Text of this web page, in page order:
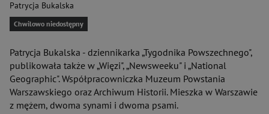
Patrycja Bukalska
Chwilowo niedostępny
Patrycja Bukalska - dziennikarka „Tygodnika Powszechnego",
publikowała także w „Więzi", „Newsweeku" i „National
Geographic". Współpracowniczka Muzeum Powstania
Warszawskiego oraz Archiwum Historii. Mieszka w Warszawie
z mężem, dwoma synami i dwoma psami.